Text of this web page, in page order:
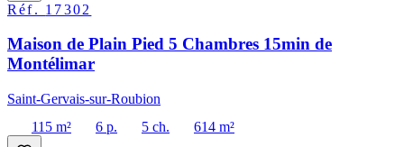
Réf. 17302
Maison de Plain Pied 5 Chambres 15min de
Montélimar
Saint-Gervais-sur-Roubion
115 m²
6 p. 5 ch.
614 m²